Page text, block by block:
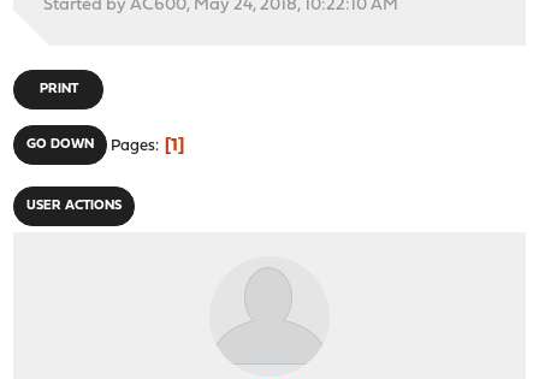
Started by AC600, May 24, 2018, 10:22:10 AM
PRINT
GO DOWN Pages 1
USER ACTIONS